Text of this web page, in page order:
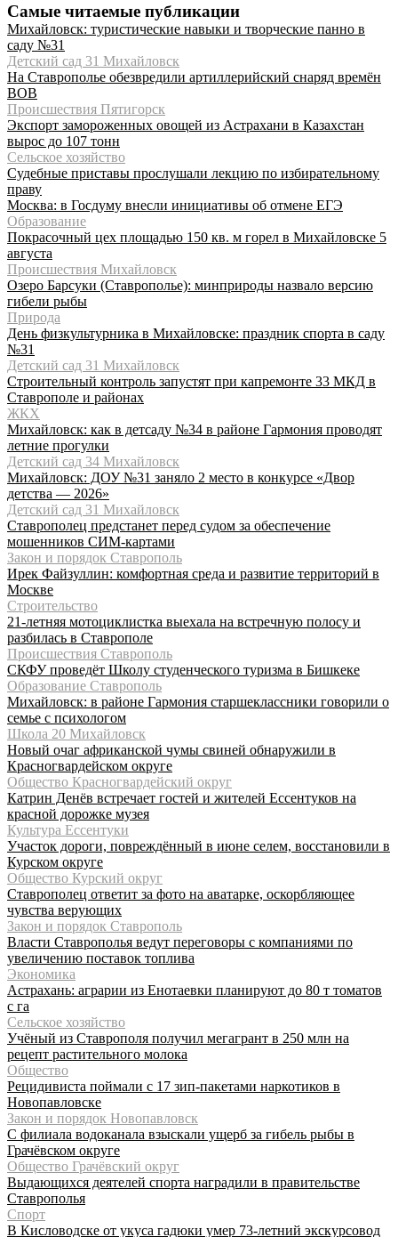
Самые читаемые публикации
Михайловск: туристические навыки и творческие панно в
саду №31
Детский сад 31 Михайловск
На Ставрополье обезвредили артиллерийский снаряд времён
ВОВ
Происшествия Пятигорск
Экспорт замороженных овощей из Астрахани в Казахстан
вырос до 107 тонн
Сельское хозяйство
Судебные приставы прослушали лекцию по избирательному
праву
Москва: в Госдуму внесли инициативы об отмене ЕГЭ
Образование
Покрасочный цех площадью 150 кв. м горел в Михайловске 5
августа
Происшествия Михайловск
Озеро Барсуки (Ставрополье): минприроды назвало версию
гибели рыбы
Природа
День физкультурника в Михайловске: праздник спорта в саду
№31
Детский сад 31 Михайловск
Строительный контроль запустят при капремонте 33 МКД в
Ставрополе и районах
ЖКХ
Михайловск: как в детсаду №34 в районе Гармония проводят
летние прогулки
Детский сад 34 Михайловск
Михайловск: ДОУ №31 заняло 2 место в конкурсе «Двор
детства — 2026»
Детский сад 31 Михайловск
Ставрополец предстанет перед судом за обеспечение
мошенников СИМ-картами
Закон и порядок Ставрополь
Ирек Файзуллин: комфортная среда и развитие территорий в
Москве
Строительство
21-летняя мотоциклистка выехала на встречную полосу и
разбилась в Ставрополе
Происшествия Ставрополь
СКФУ проведёт Школу студенческого туризма в Бишкеке
Образование Ставрополь
Михайловск: в районе Гармония старшеклассники говорили о
семье с психологом
Школа 20 Михайловск
Новый очаг африканской чумы свиней обнаружили в
Красногвардейском округе
Общество Красногвардейский округ
Катрин Денёв встречает гостей и жителей Ессентуков на
красной дорожке музея
Культура Ессентуки
Участок дороги, повреждённый в июне селем, восстановили в
Курском округе
Общество Курский округ
Ставрополец ответит за фото на аватарке, оскорбляющее
чувства верующих
Закон и порядок Ставрополь
Власти Ставрополья ведут переговоры с компаниями по
увеличению поставок топлива
Экономика
Астрахань: аграрии из Енотаевки планируют до 80 т томатов
с га
Сельское хозяйство
Учёный из Ставрополя получил мегагрант в 250 млн на
рецепт растительного молока
Общество
Рецидивиста поймали с 17 зип-пакетами наркотиков в
Новопавловске
Закон и порядок Новопавловск
С филиала водоканала взыскали ущерб за гибель рыбы в
Грачёвском округе
Общество Грачёвский округ
Выдающихся деятелей спорта наградили в правительстве
Ставрополья
Спорт
В Кисловодске от укуса гадюки умер 73-летний экскурсовод